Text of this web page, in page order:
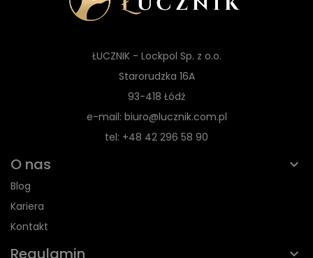
ŁUCZNIK - Lockpol Sp. z o.o.
Starorudzka 16A
93-418 Łódź
e-mail: biuro@lucznik.com.pl
tel: +48 42 296 58 90
O nas
Blog
Kariera
Kontakt
Regulamin